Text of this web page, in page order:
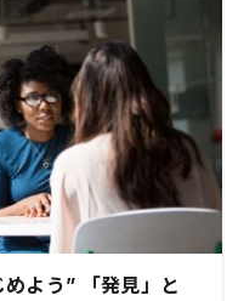
よう” 「発見」と